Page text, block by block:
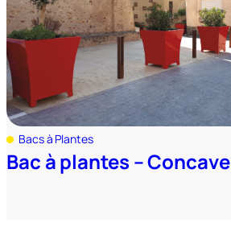
Bacs à Plantes
Bac à plantes – Concave